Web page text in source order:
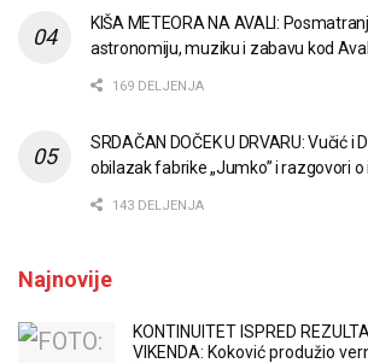
KIŠA METEORA NA AVALI:
astronomiju, muziku i zabavu kod
169 DELJENJA
SRDAČAN DOČEK U DRVARU: Vučić i
obilazak fabrike „Jumko” i razgovori
143 DELJENJA
Najnovije
KONTINUITET ISPRED
VIKENDA: Koković produžio